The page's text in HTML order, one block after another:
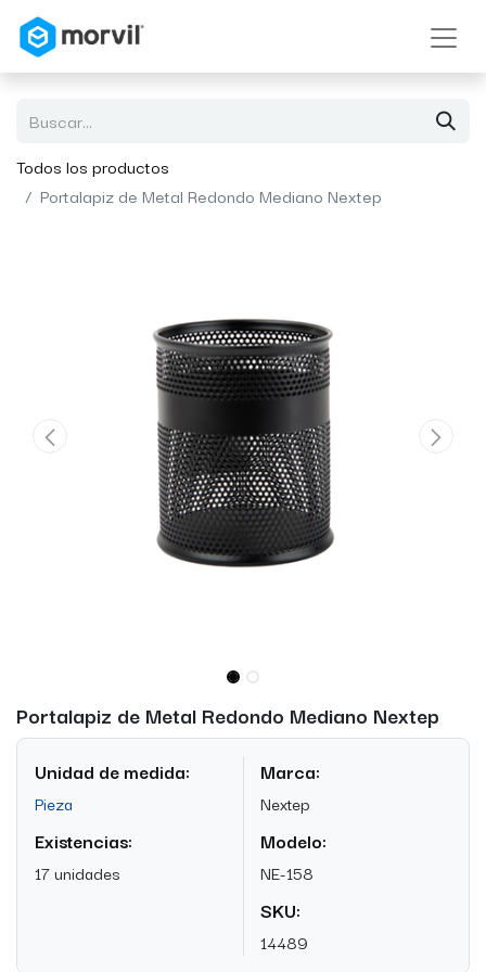
Todos los productos
Portalapiz de Metal Redondo Mediano Nextep
Portalapiz de Metal Redondo Mediano Nextep
Unidad de medida:
Pieza
Existencias:
17 unidades
Marca:
Nextep
Modelo:
NE-158
SKU:
14489